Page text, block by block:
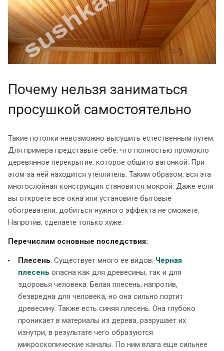
Почему нельзя заниматься
просушкой самостоятельно
Такие потолки невозможно высушить естественным путем.
Для примера представьте себе, что полностью промокло
деревянное перекрытие, которое обшито вагонкой. При
этом за ней находится утеплитель. Таким образом, вся эта
многослойная конструкция становится мокрой. Даже если
вы откроете все окна или установите бытовые
обогреватели, добиться нужного эффекта не сможете.
Напротив, сделаете только хуже.
Перечислим основные последствия:
Плесень. Существует много ее видов. Черная
плесень опасна как для древесины, так и для
здоровья человека. Белая плесень, напротив,
безвредна для человека, но она сильно портит
древесину. Также есть синяя плесень. Она глубоко
проникает в материалы из дерева, разрушает их
изнутри, в результате чего образуются
микроскопические каналы. По ним влага еще сильнее